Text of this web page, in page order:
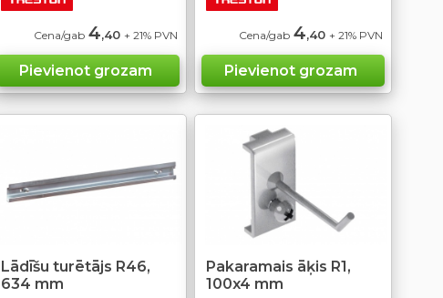
Cena/gab 4,40 + 21% PVN Cena/gab 4,40 + 21% PVN
Lādīšu turētājs R46,
634 mm
Pakaramais āķis R1,
100x4 mm